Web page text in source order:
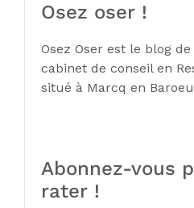
Osez oser !
Osez Oser est le blog
cabinet de conseil en
situé à Marcq en
Abonnez-vous
rater !